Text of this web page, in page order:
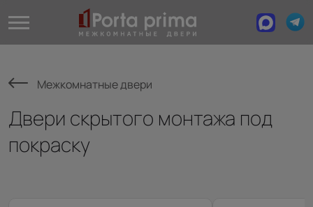
Межкомнатные двери
Двери скрытого монтажа под
покраску